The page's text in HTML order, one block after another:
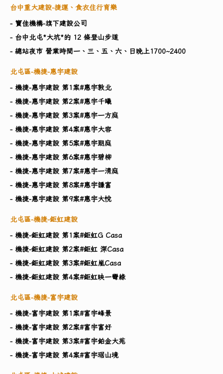
台中重大建設-捷運、食衣住行育樂
- 寶佳機構-旗下建設公司
- 台中北屯*大坑*的 12 條登山步道
- 總站夜市 營業時間一、三、五、六、日晚上1700~2400
北屯區-機捷-惠宇建設
- 機捷-惠宇建設 第1案#惠宇敦北
- 機捷-惠宇建設 第2案#惠宇千曦
- 機捷-惠宇建設 第3案#惠宇一方庭
- 機捷-惠宇建設 第4案#惠宇大容
- 機捷-惠宇建設 第5案#惠宇朗庭
- 機捷-惠宇建設 第6案#惠宇碧柳
- 機捷-惠宇建設 第7案#惠宇一清庭
- 機捷-惠宇建設 第8案#惠宇謙富
- 機捷-惠宇建設 第9案#惠宇大悅
北屯區-機捷-鉅虹建設
- 機捷-鉅虹建設 第1案#鉅虹G Casa
- 機捷-鉅虹建設 第2案#鉅虹 深Casa
- 機捷-鉅虹建設 第3案#鉅虹嵐Casa
- 機捷-鉅虹建設 第4案#鉅虹映一彎綠
北屯區-機捷-富宇建設
- 機捷-富宇建設 第1案#富宇峰景
- 機捷-富宇建設 第2案#富宇富好
- 機捷-富宇建設 第3案#富宇鉑金大苑
- 機捷-富宇建設 第4案#富宇琚山境